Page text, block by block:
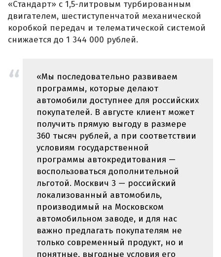
«Стандарт» с 1,5-литровым турбированным
двигателем, шестиступенчатой механической
коробкой передач и телематической системой
снижается до 1 344 000 рублей.
«Мы последовательно развиваем
программы, которые делают
автомобили доступнее для российских
покупателей. В августе клиент может
получить прямую выгоду в размере
360 тысяч рублей, а при соответствии
условиям государственной
программы автокредитования —
воспользоваться дополнительной
льготой. Москвич 3 — российский
локализованный автомобиль,
производимый на Московском
автомобильном заводе, и для нас
важно предлагать покупателям не
только современный продукт, но и
понятные, выгодные условия его